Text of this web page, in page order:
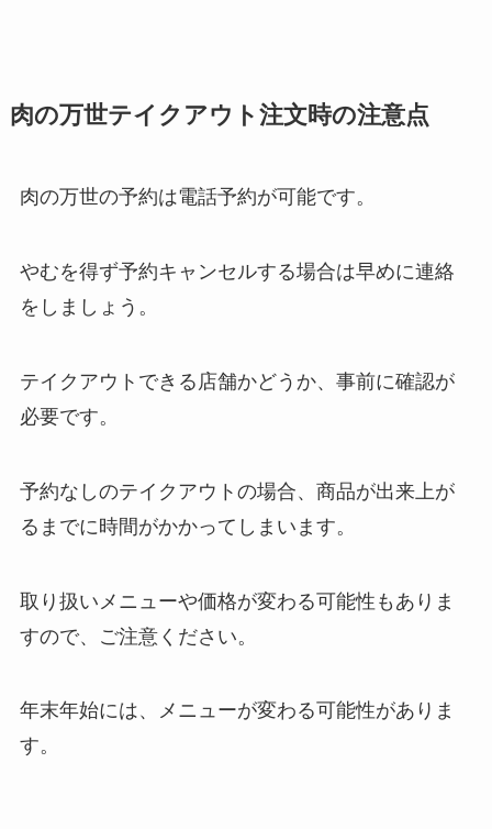
肉の万世テイクアウト注文時の注意点
肉の万世の予約は電話予約が可能です。
やむを得ず予約キャンセルする場合は早めに連絡
をしましょう。
テイクアウトできる店舗かどうか、事前に確認が
必要です。
予約なしのテイクアウトの場合、商品が出来上が
るまでに時間がかかってしまいます。
取り扱いメニューや価格が変わる可能性もありま
すので、ご注意ください。
年末年始には、メニューが変わる可能性がありま
す。